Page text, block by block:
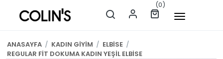
(0)
ANASAYFA / KADIN GİYİM / ELBİSE /
REGULAR FİT DOKUMA KADIN YEŞİL ELBİSE